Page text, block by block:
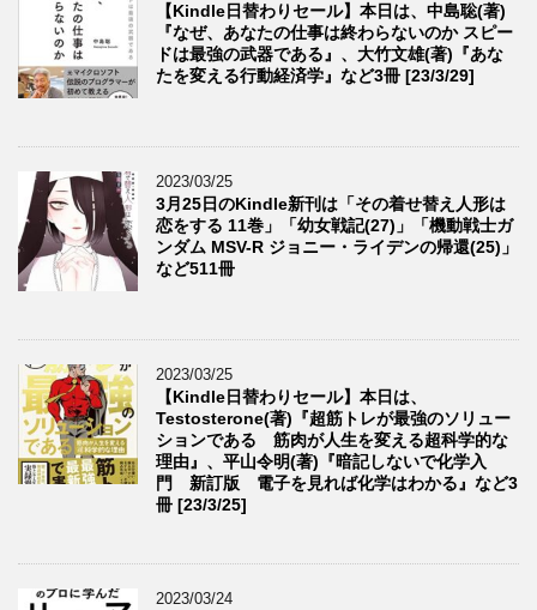
【Kindle日替わりセール】本日は、中島聡(著)
『なぜ、あなたの仕事は終わらないのか スピー
ドは最強の武器である』、大竹文雄(著)『あな
たを変える行動経済学』など3冊 [23/3/29]
2023/03/25
3月25日のKindle新刊は「その着せ替え人形は
恋をする 11巻」「幼女戦記(27)」「機動戦士ガ
ンダム MSV-R ジョニー・ライデンの帰還(25)」
など511冊
2023/03/25
【Kindle日替わりセール】本日は、
Testosterone(著)『超筋トレが最強のソリュー
ションである 筋肉が人生を変える超科学的な
理由』、平山令明(著)『暗記しないで化学入
門 新訂版 電子を見れば化学はわかる』など3
冊 [23/3/25]
2023/03/24